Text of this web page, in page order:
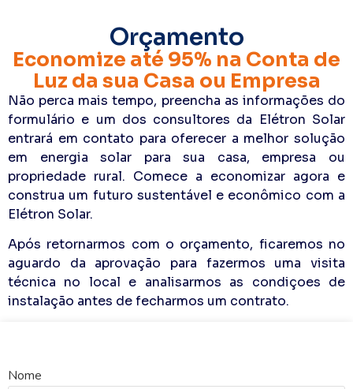
Orçamento
Economize até 95% na Conta de
Luz da sua Casa ou Empresa
Não perca mais tempo, preencha as informações do
formulário e um dos consultores da Elétron Solar
entrará em contato para oferecer a melhor solução
em energia solar para sua casa, empresa ou
propriedade rural. Comece a economizar agora e
construa um futuro sustentável e econômico com a
Elétron Solar.
Após retornarmos com o orçamento, ficaremos no
aguardo da aprovação para fazermos uma visita
técnica no local e analisarmos as condiçoes de
instalação antes de fecharmos um contrato.
Nome